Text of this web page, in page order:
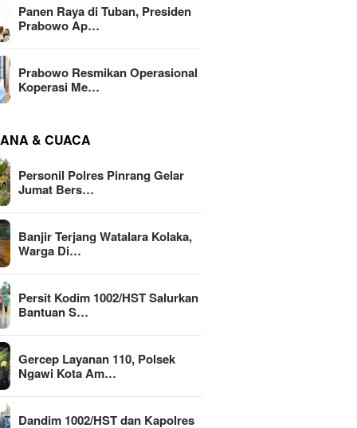
Panen Raya di Tuban, Presiden
Prabowo Ap…
Prabowo Resmikan Operasional
Koperasi Me…
& CUACA
Personil Polres Pinrang Gelar
Jumat Bers…
Banjir Terjang Watalara Kolaka,
Warga Di…
Persit Kodim 1002/HST Salurkan
Bantuan S…
Gercep Layanan 110, Polsek
Ngawi Kota Am…
Dandim 1002/HST dan Kapolres